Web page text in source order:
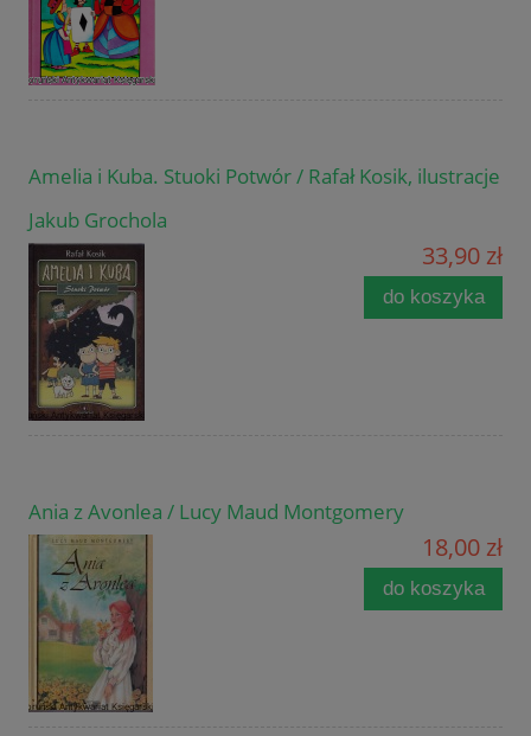
Amelia i Kuba. Stuoki Potwór / Rafał Kosik, ilustracje
Jakub Grochola
33,90 zł
do koszyka
Ania z Avonlea / Lucy Maud Montgomery
18,00 zł
do koszyka